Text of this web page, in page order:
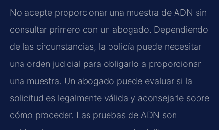
No acepte proporcionar una muestra de ADN sin
consultar primero con un abogado. Dependiendo
de las circunstancias, la policía puede necesitar
una orden judicial para obligarlo a proporcionar
una muestra. Un abogado puede evaluar si la
solicitud es legalmente válida y aconsejarle sobre
cómo proceder. Las pruebas de ADN son